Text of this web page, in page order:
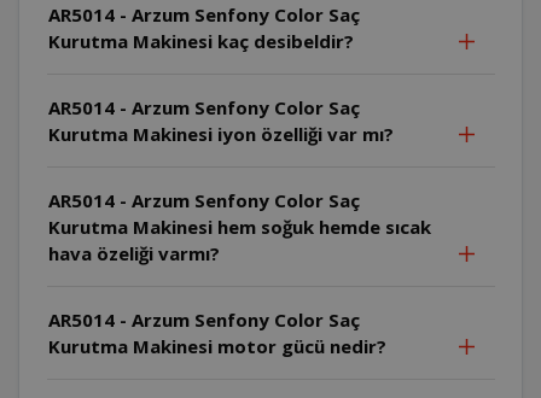
AR5014 - Arzum Senfony Color Saç
Kurutma Makinesi kaç desibeldir?
AR5014 - Arzum Senfony Color Saç
Kurutma Makinesi iyon özelliği var mı?
AR5014 - Arzum Senfony Color Saç
Kurutma Makinesi hem soğuk hemde sıcak
hava özeliği varmı?
AR5014 - Arzum Senfony Color Saç
Kurutma Makinesi motor gücü nedir?